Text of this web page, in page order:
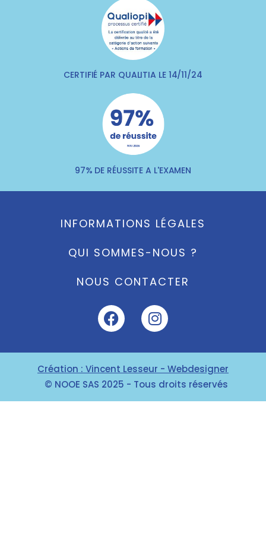
CERTIFIÉ PAR QUALITIA LE 14/11/24
97% DE RÉUSSITE A L'EXAMEN
INFORMATIONS LÉGALES
QUI SOMMES-NOUS ?
NOUS CONTACTER
Création : Vincent Lesseur - Webdesigner
© NOOE SAS 2025 - Tous droits réservés